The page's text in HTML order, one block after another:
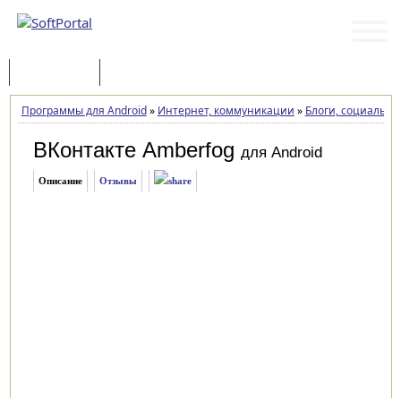
Программы для Android» Интернет, коммуникации » Блоги,
ВКонтакте Amberfog для Android
Описание Отзывы